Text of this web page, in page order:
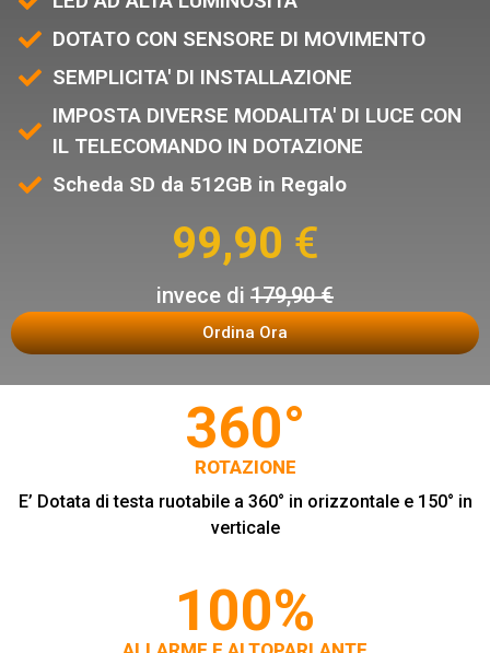
DOTATO CON SENSORE DI MOVIMENTO
SEMPLICITA' DI INSTALLAZIONE
IMPOSTA DIVERSE MODALITA' DI LUCE CON
IL TELECOMANDO IN DOTAZIONE
Scheda SD da 512GB in Regalo
99,90 €
invece di 179,90 €
Ordina Ora
360°
ROTAZIONE
E’ Dotata di testa ruotabile a 360° in orizzontale e 150° in
verticale
100%